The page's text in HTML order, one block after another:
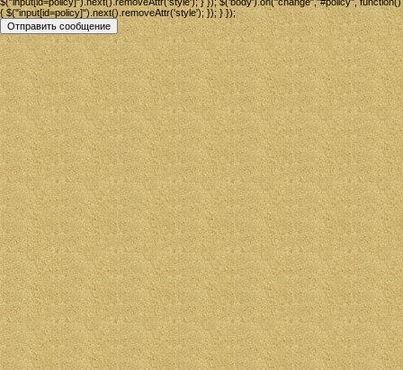
{ $("input[id=policy]").next().removeAttr('style'); }); } });